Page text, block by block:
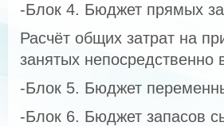
-Блок 4. Бюджет прямых
Расчёт общих затрат на
занятых непосредственно
-Блок 5. Бюджет
-Блок 6. Бюджет запасов